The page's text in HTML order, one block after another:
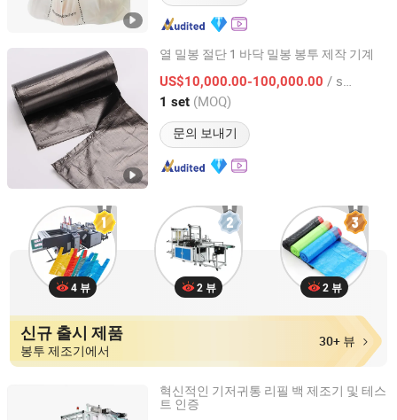
열 밀봉 절단 1 바닥 밀봉 봉투 제작 기계
US$10,000.00-100,000.00 / set
1 set (MOQ)
문의 보내기
Wenzhou High Sea Machinery Co., Ltd.
Zhejiang, China 이후 2007
4 뷰 2 뷰 2 뷰
신규 출시 제품
봉투 제조기에서
30+ 뷰
혁신적인 기저귀통 리필 백 제조기 및 테스
트 인증
Guangzhou Suyi Trading Co., Ltd.